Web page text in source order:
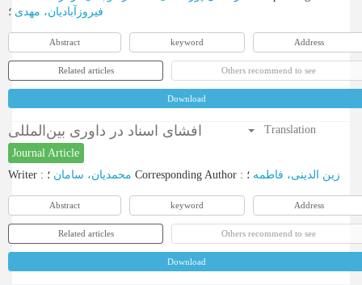
فیروزآبادیان، مهدی ؛
Abstract keyword Address
Related articles Others recommend to see
Download
افشای اسناد در داوری بین‌المللی
Journal Article
Translation
Writer : محمدیان، سامان Corresponding Author : زین الدینی، فاطمه ؛
Abstract keyword Address
Related articles Others recommend to see
Download